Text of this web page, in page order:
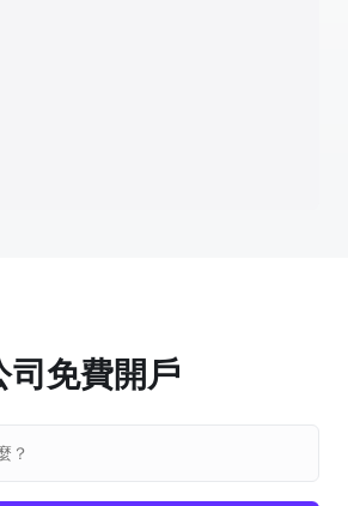
司免費開戶